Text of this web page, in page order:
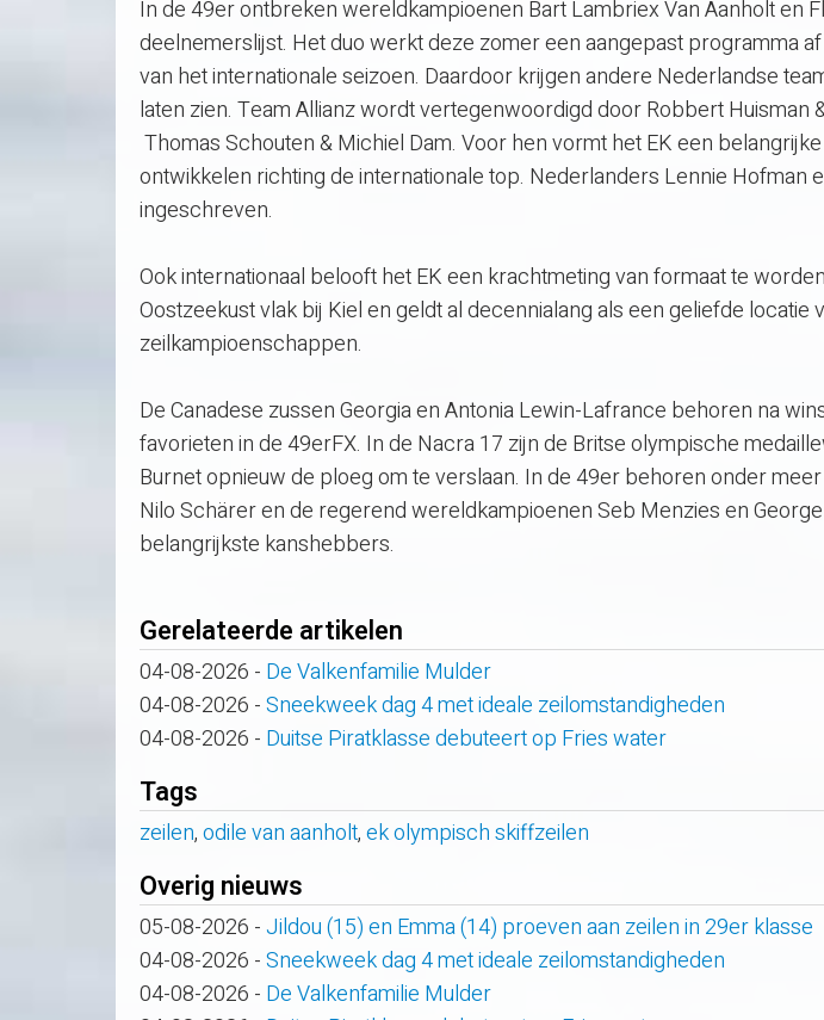
In de 49er ontbreken wereldkampioenen Bart Lambriex Van Aanholt en
deelnemerslijst. Het duo werkt deze zomer een aangepast programma
van het internationale seizoen. Daardoor krijgen andere Nederlandse
laten zien. Team Allianz wordt vertegenwoordigd door Robbert Huisman
Thomas Schouten & Michiel Dam. Voor hen vormt het EK een
ontwikkelen richting de internationale top. Nederlanders Lennie Hofman
ingeschreven.
Ook internationaal belooft het EK een krachtmeting van formaat te
Oostzeekust vlak bij Kiel en geldt al decennialang als een geliefde locatie
zeilkampioenschappen.
De Canadese zussen Georgia en Antonia Lewin-Lafrance behoren na
favorieten in de 49erFX. In de Nacra 17 zijn de Britse olympische
Burnet opnieuw de ploeg om te verslaan. In de 49er behoren onder
Nilo Schärer en de regerend wereldkampioenen Seb Menzies en
belangrijkste kanshebbers.
Gerelateerde artikelen
04-08-2026 - De Valkenfamilie Mulder
04-08-2026 -Sneekweek dag 4 met ideale zeilomstandigheden
04-08-2026 - Duitse Piratklasse debuteert op Fries water
Tags
zeilen,odile van aanholt,ek olympisch skiffzeilen
Overig nieuws
05-08-2026 -Jildou (15) en Emma (14) proeven aan zeilen in 29er klasse
04-08-2026 -Sneekweek dag 4 met ideale zeilomstandigheden
04-08-2026 - De Valkenfamilie Mulder